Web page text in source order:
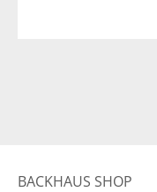
BACKHAUS SHOP